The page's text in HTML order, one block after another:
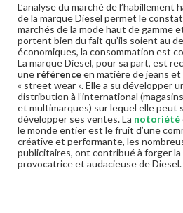
L’analyse du marché de l’habillement
de la marque Diesel permet le
marchés de la mode haut de gamme
portent bien du fait qu’ils soient au
économiques, la consommation est
La marque Diesel, pour sa part, est
une référenceen matière de jeans et
« street wear ». Elle a su développer
distribution à l’international
et multimarques) sur lequel elle peut
développer ses ventes. La notoriété
le monde entier est le fruit d’une
créative et performante, les
publicitaires, ont contribué à forger
provocatrice et audacieuse de Diesel.